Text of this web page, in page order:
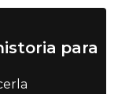
para